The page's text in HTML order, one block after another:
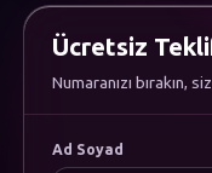
Hakkımızda
Kariyer
Dökümanlar
Uygulamamızı İndirin
Gizlilik Politikası
Ücretsiz
Numaranızı bırakın,
Ad Soyad